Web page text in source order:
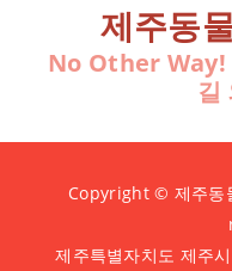
제주동
No Other Way!
길
Copyright © 제주동
제주특별자치도 제주